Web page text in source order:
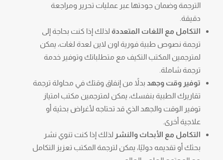
الترجمة وضمان جودتها عبر عمليات تحرير ومراجعة
دقيقة.
التكامل مع اللغات المتعددة لذلك إذا كنت بحاجة إلى
ترجمة نصوص طبية فورية اون لاين لعدة لغات، يمكن
لمترجمين المكتب التكيف مع متطلباتك وتوفير خدمة
ترجمة شاملة.
توفير وقت وجهدبدلاً من إنفاق وقتك في محاولة ترجمة
تقاريرك الطبية بنفسك، يمكن لمترجمين مكتب امتياز
توفير الوقت والجهد الذي قد تحتاجه لأغراض بحثية أو
علاجية أخرى.
التكامل مع الأبحاث والنشر لذلك إذا كنت تنوي نشر
بحثك أو تقديمه دوليًا، يمكن لترجمة المكتب تعزيز التكامل